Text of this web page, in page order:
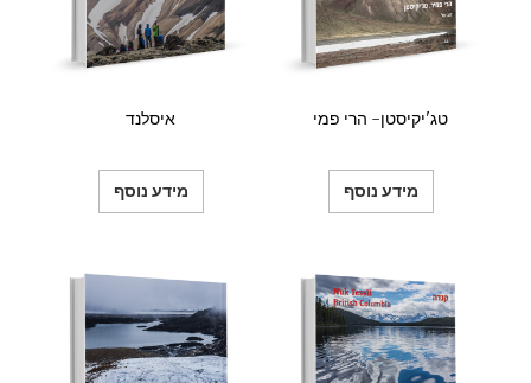
איסלנד
מידע נוסף
טג'יקיסטן- הרי פמי
מידע נוסף